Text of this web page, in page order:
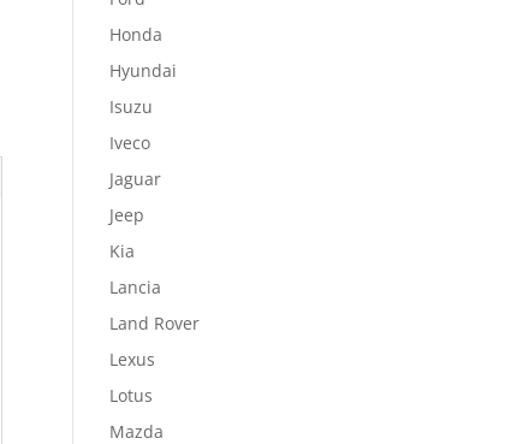
Honda
Hyundai
Isuzu
Iveco
Jaguar
Jeep
Kia
Lancia
Land Rover
Lexus
Lotus
Mazda